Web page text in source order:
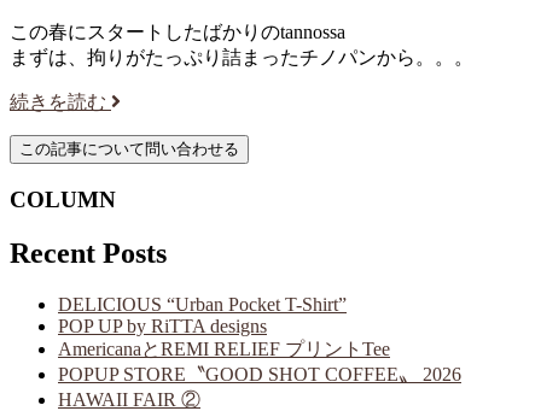
この春にスタートしたばかりのtannossa
まずは、拘りがたっぷり詰まったチノパンから。。。
続きを読む
COLUMN
Recent Posts
DELICIOUS “Urban Pocket T-Shirt”
POP UP by RiTTA designs
AmericanaとREMI RELIEF プリントTee
POPUP STORE〝GOOD SHOT COFFEE〟 2026
HAWAII FAIR ②